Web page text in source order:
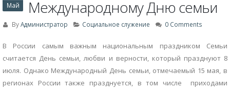
Май
Международному Дню семьи
ByАдминистратор Социальное служение 0 Comments
В России самым важным национальным праздником Семьи
считается День семьи, любви и верности, который празднуют 8
июля. Однако Международный День семьи, отмечаемый 15 мая, в
регионах России также празднуется, в том числе приходами